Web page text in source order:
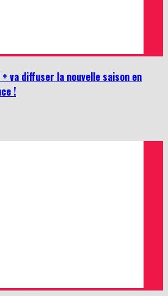
+ va diffuser la nouvelle saison en
!